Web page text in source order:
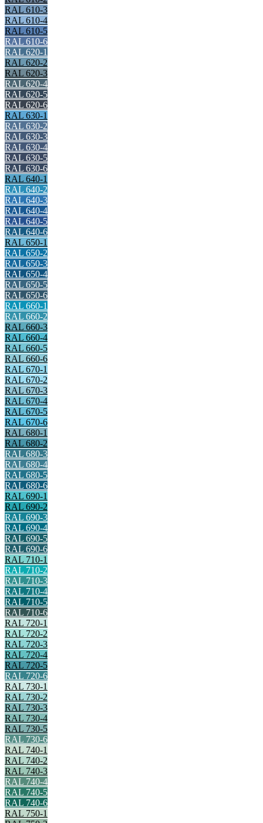
RAL 610-3
RAL 610-4
RAL 610-5
RAL 610-6
RAL 620-1
RAL 620-2
RAL 620-3
RAL 620-4
RAL 620-5
RAL 620-6
RAL 630-1
RAL 630-2
RAL 630-3
RAL 630-4
RAL 630-5
RAL 630-6
RAL 640-1
RAL 640-2
RAL 640-3
RAL 640-4
RAL 640-5
RAL 640-6
RAL 650-1
RAL 650-2
RAL 650-3
RAL 650-4
RAL 650-5
RAL 650-6
RAL 660-1
RAL 660-2
RAL 660-3
RAL 660-4
RAL 660-5
RAL 660-6
RAL 670-1
RAL 670-2
RAL 670-3
RAL 670-4
RAL 670-5
RAL 670-6
RAL 680-1
RAL 680-2
RAL 680-3
RAL 680-4
RAL 680-5
RAL 680-6
RAL 690-1
RAL 690-2
RAL 690-3
RAL 690-4
RAL 690-5
RAL 690-6
RAL 710-1
RAL 710-2
RAL 710-3
RAL 710-4
RAL 710-5
RAL 710-6
RAL 720-1
RAL 720-2
RAL 720-3
RAL 720-4
RAL 720-5
RAL 720-6
RAL 730-1
RAL 730-2
RAL 730-3
RAL 730-4
RAL 730-5
RAL 730-6
RAL 740-1
RAL 740-2
RAL 740-3
RAL 740-4
RAL 740-5
RAL 740-6
RAL 750-1